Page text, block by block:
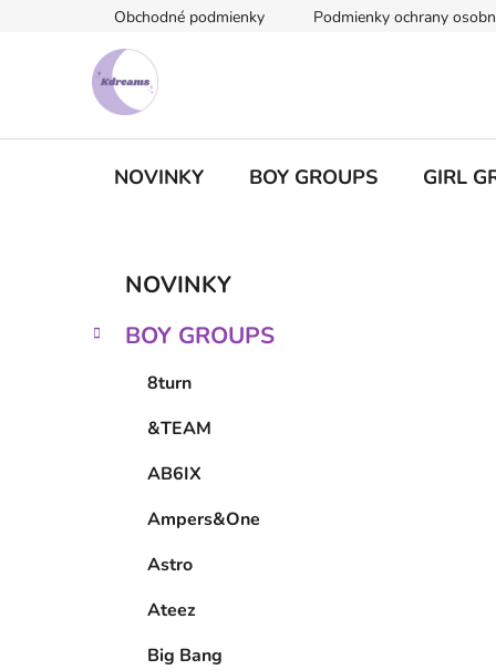
Obchodné podmienky Podmienky ochrany
NOVINKY BOY GROUPS GIRL
č
Preskočiť
kategórie
e
NOVINKY
BOY GROUPS
8turn
&TEAM
AB6IX
Ampers&One
Astro
Ateez
Big Bang